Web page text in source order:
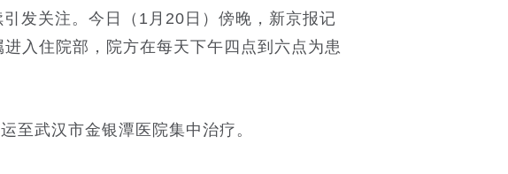
发关注。今日（1月20日）傍晚，新京报记
入住院部，院方在每天下午四点到六点为患
武汉市金银潭医院集中治疗。